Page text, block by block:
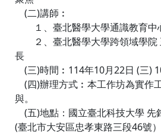
(二)講師︰
１、臺北醫學大學通識教育中
２、臺北醫學大學跨領域學院
長
(三)時間︰114年10月22日 (三)
(四)辦理方式︰本工作坊為實作
與。
(五)地點：國立臺北科技大學 先
(臺北市大安區忠孝東路三段46號）